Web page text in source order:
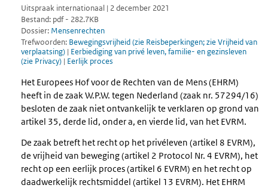
Uitspraak internationaal | 2 december 2021
Bestand: pdf - 282.7KB
Dossier: Mensenrechten
Trefwoorden: Bewegingsvrijheid (zie Reisbeperkingen; zie Vrijheid van
verplaatsing) | Eerbiediging van privé leven, familie- en gezinsleven
(zie Privacy) | Eerlijk proces
Het Europees Hof voor de Rechten van de Mens (EHRM)
heeft in de zaak W.P.W. tegen Nederland (zaak nr. 57294/16)
besloten de zaak niet ontvankelijk te verklaren op grond van
artikel 35, derde lid, onder a, en vierde lid, van het EVRM.
De zaak betreft het recht op het privéleven (artikel 8 EVRM),
de vrijheid van beweging (artikel 2 Protocol Nr. 4 EVRM), het
recht op een eerlijk proces (artikel 6 EVRM) en het recht op
daadwerkelijk rechtsmiddel (artikel 13 EVRM). Het EHRM